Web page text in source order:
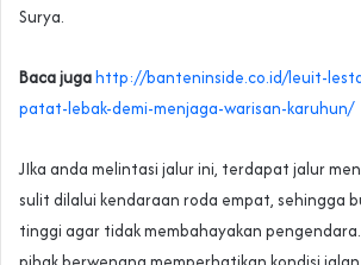
Surya.
Baca jugahttp://banteninside.co.id/leuit-
patat-lebak-demi-menjaga-warisan-karuhun/
JIka anda melintasi jalur ini, terdapat jalur
sulit dilalui kendaraan roda empat, sehingga
tinggi agar tidak membahayakan